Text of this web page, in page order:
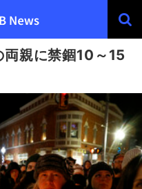
親に禁錮10～15